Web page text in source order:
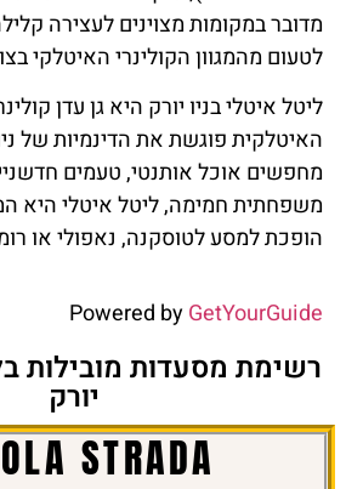
מדובר במקומות מצוינים לעצירה
לטעום מהמגוון הקולינרי האיטלקי
ליטל איטלי בניו יורק היא גן עדן
האיטלקית פוגשת את הדינמיות של
מחפשים אוכל אותנטי, טעמים
משפחתית חמימה, ליטל איטלי היא
הופכת למסע לטוסקנה, נאפולי או
Powered byGetYourGuide
רשימת מסעדות מובילות
יורק
STRADA